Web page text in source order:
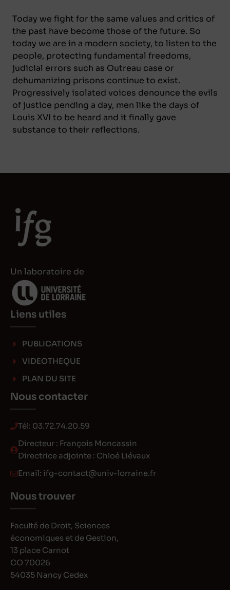
Today we fight for the same values ​​and critics of
the past have become those of the future. So
today we are in a modern society, to listen to the
people, protecting fundamental freedoms,
judicial errors such as Outreau case or
dehumanizing prisons continue to exist.
Progressively isolated voices denounce the evils
of justice pending a day, men like the days of
Louis XVI to be heard and it finally gave
substance to their reflections.
Un laboratoire de
Liens utiles
PUBLICATIONS
VIDEOTHEQUE
PLAN DU SITE
Nous contacter
Tél: 03.72.74.20.59
Directeur : François Moncassin
Directrice adjointe : Chloé Liévaux
Email: ifg-contact@univ-lorraine.fr
Nous trouver
Faculté de Droit, Sciences
économiques et de Gestion,
13 place Carnot
CO 70026
54035 Nancy Cedex